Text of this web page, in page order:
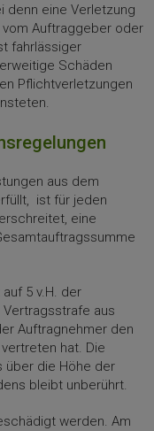
denn eine Verletzung
Auftraggeber oder
fahrlässiger
Schäden
Pflichtverletzungen
aus dem
ist für jeden
eine
5 v.H. der
aus
Auftragnehmer den
hat. Die
über die Höhe der
bleibt unberührt.
werden. Am